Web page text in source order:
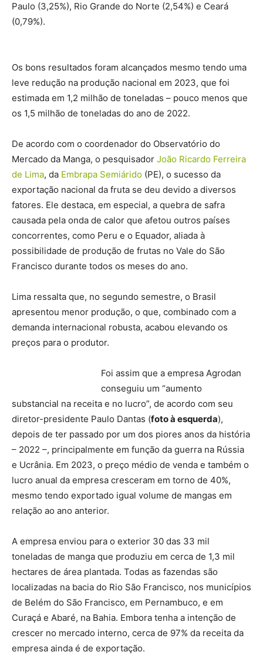
Paulo (3,25%), Rio Grande do Norte (2,54%) e Ceará
(0,79%).
Os bons resultados foram alcançados mesmo tendo uma
leve redução na produção nacional em 2023, que foi
estimada em 1,2 milhão de toneladas – pouco menos que
os 1,5 milhão de toneladas do ano de 2022.
De acordo com o coordenador do Observatório do
Mercado da Manga, o pesquisador João Ricardo Ferreira
de Lima, da Embrapa Semiárido (PE), o sucesso da
exportação nacional da fruta se deu devido a diversos
fatores. Ele destaca, em especial, a quebra de safra
causada pela onda de calor que afetou outros países
concorrentes, como Peru e o Equador, aliada à
possibilidade de produção de frutas no Vale do São
Francisco durante todos os meses do ano.
Lima ressalta que, no segundo semestre, o Brasil
apresentou menor produção, o que, combinado com a
demanda internacional robusta, acabou elevando os
preços para o produtor.
Foi assim que a empresa Agrodan
conseguiu um “aumento
substancial na receita e no lucro”, de acordo com seu
diretor-presidente Paulo Dantas (foto à esquerda),
depois de ter passado por um dos piores anos da história
– 2022 –, principalmente em função da guerra na Rússia
e Ucrânia. Em 2023, o preço médio de venda e também o
lucro anual da empresa cresceram em torno de 40%,
mesmo tendo exportado igual volume de mangas em
relação ao ano anterior.
A empresa enviou para o exterior 30 das 33 mil
toneladas de manga que produziu em cerca de 1,3 mil
hectares de área plantada. Todas as fazendas são
localizadas na bacia do Rio São Francisco, nos municípios
de Belém do São Francisco, em Pernambuco, e em
Curaçá e Abaré, na Bahia. Embora tenha a intenção de
crescer no mercado interno, cerca de 97% da receita da
empresa ainda é de exportação.